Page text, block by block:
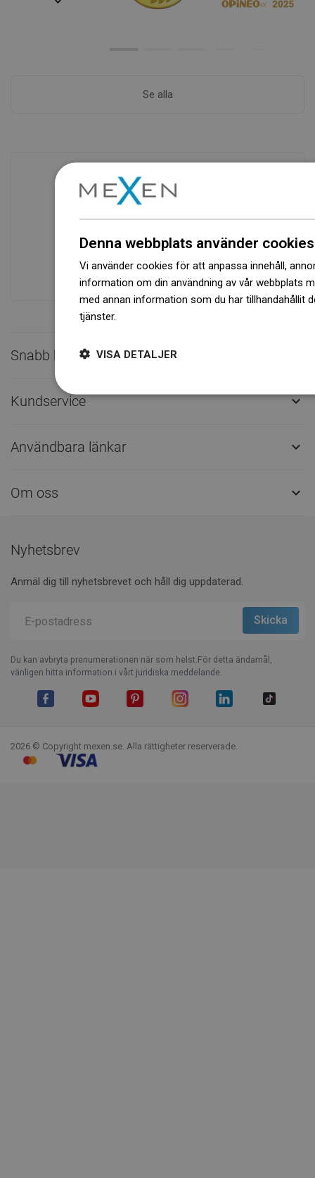
Se alla
Tillgänglighet av varor
Ett modernt logistikcenter med en yta på
31 000 m² med över 68 000 pallplatser
ger över 1 500 000 stycken tillgängliga
produkter!
Snabb kontakt
Kundservice 
Användbara länkar 
Om oss 
Nyhetsbrev
Anmäl dig till nyhetsbrevet och håll dig uppdaterad.
Du kan avbryta prenumerationen när som helst.För detta ändamål,
vänligen hitta information i vårt juridiska meddelande.
2026 © Copyright mexen.se. Alla rättigheter reserverade.
Denna webbplats använder cookies
Vi använder cookies för att anpassa innehåll,
information om din användning av vår webbplats
med annan information som du har tillhandahållit
tjänster.
VISA DETALJER